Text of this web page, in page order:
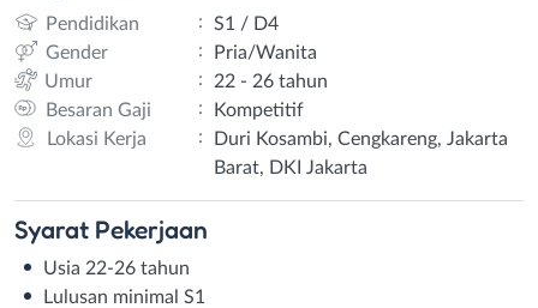
Pendidikan :
S1 / D4
Gender
:
Pria/Wanita
Umur
:
22 - 26 tahun
Besaran Gaji
:
Kompetitif
Lokasi Kerja
:
Duri Kosambi, Cengkareng, Jakarta
Barat, DKI Jakarta
Syarat Pekerjaan
Usia 22-26 tahun
Lulusan minimal S1